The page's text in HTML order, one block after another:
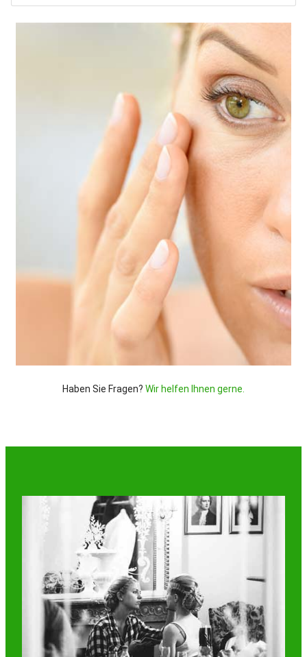
Haben Sie Fragen? Wir helfen Ihnen gerne.